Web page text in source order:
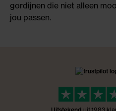
gordijnen die niet alleen
jou passen.